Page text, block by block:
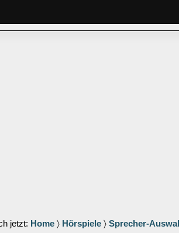
jetzt: Home 〉 Hörspiele 〉 Sprecher-